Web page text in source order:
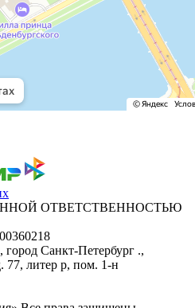
ОТВЕТСТВЕННОСТЬЮ
Санкт-Петербург .,
77, литер р, пом. 1-н